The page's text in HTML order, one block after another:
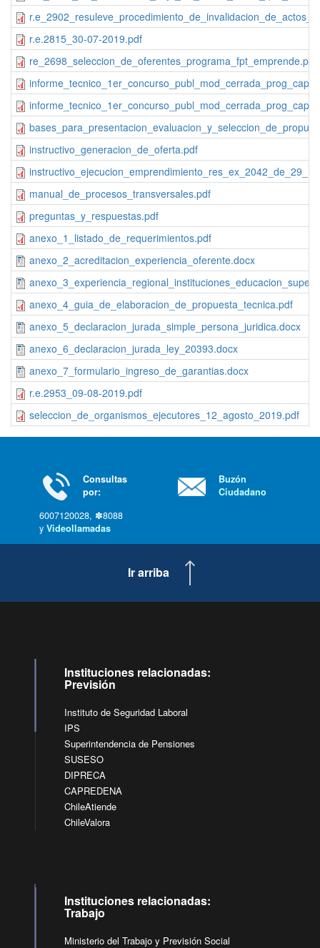
r.e.2815_30-07-2019.pdf
re_2698_seleccion_de_oferentes_programa_fpt_emprende.pdf
instructivo_generacion_de_oferta.pdf
manual_de_procesos_transversales.pdf
preguntas_y_respuestas.pdf
anexo_1_listado_de_requerimientos.pdf
anexo_2_acreditacion_experiencia_oferente.docx
anexo_4_guia_de_elaboracion_de_propuesta_tecnica.pdf
anexo_5_declaracion_jurada_simple_persona_juridica.docx
anexo_6_declaracion_jurada_ley_20393.docx
anexo_7_formulario_ingreso_de_garantias.docx
r.e.2953_09-08-2019.pdf
seleccion_de_organismos_ejecutores_12_agosto_2019.pdf
Consultas
por:
6007120028, ✽8088
y Videollamadas
Buzón
Ciudadano
Ir arriba
Instituciones relacionadas:
Previsión
Instituto de Seguridad Laboral
IPS
Superintendencia de Pensiones
SUSESO
DIPRECA
CAPREDENA
ChileAtiende
ChileValora
Instituciones relacionadas:
Trabajo
Ministerio del Trabajo y Previsión Social